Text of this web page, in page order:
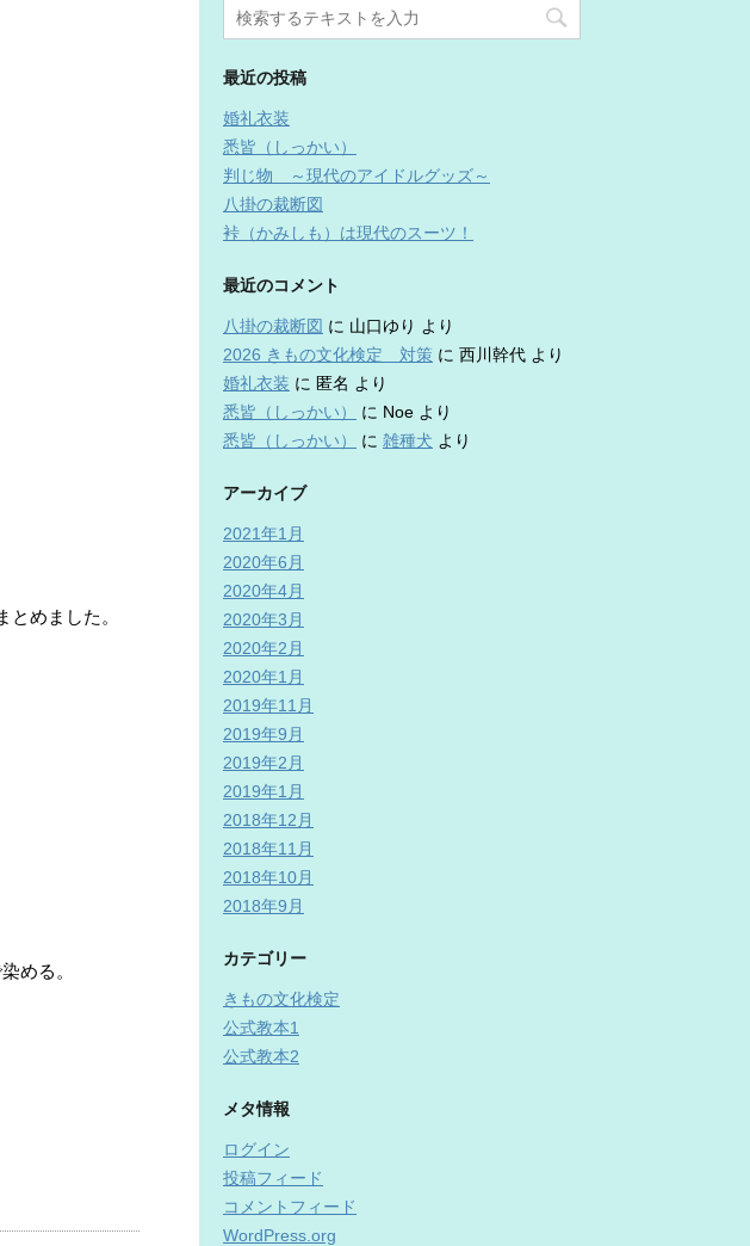
めました。
める。
最近の投稿
婚礼衣装
悉皆（しっかい）
判じ物 ～現代のアイドルグッズ～
八掛の裁断図
裃（かみしも）は現代のスーツ！
最近のコメント
八掛の裁断図 に 山口ゆり より
2026 きもの文化検定 対策 に 西川幹代 より
婚礼衣装 に 匿名 より
悉皆（しっかい）
に Noe より
悉皆（しっかい）
に 雑種犬 より
アーカイブ
2021年1月
2020年6月
2020年4月
2020年3月
2020年2月
2020年1月
2019年11月
2019年9月
2019年2月
2019年1月
2018年12月
2018年11月
2018年10月
2018年9月
カテゴリー
きもの文化検定
公式教本1
公式教本2
メタ情報
ログイン
投稿フィード
コメントフィード
WordPress.org